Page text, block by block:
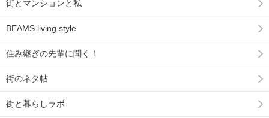
街とマンションと私
BEAMS living style
住み継ぎの先輩に聞く！
街のネタ帖
街と暮らしラボ